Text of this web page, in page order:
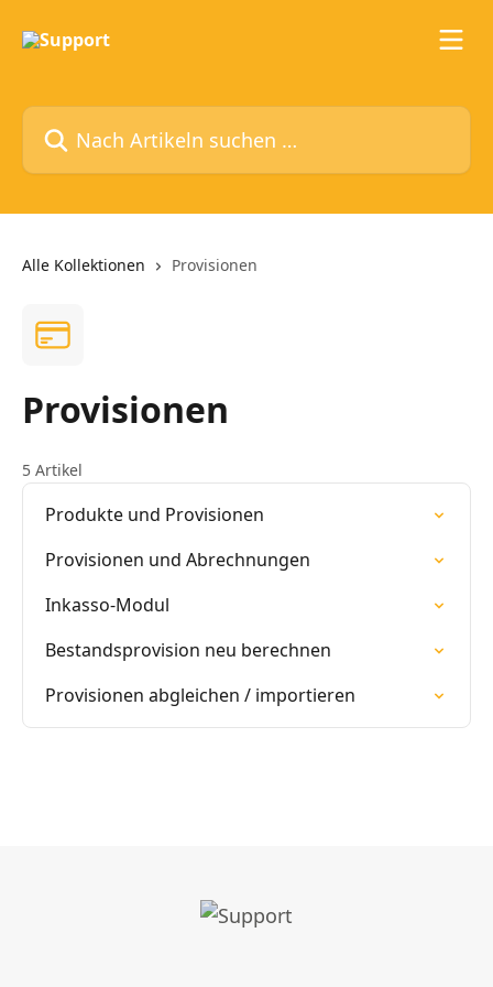
Nach Artikeln suchen …
Alle Kollektionen Provisionen
Provisionen
5 Artikel
Produkte und Provisionen
Provisionen und Abrechnungen
Inkasso-Modul
Bestandsprovision neu berechnen
Provisionen abgleichen / importieren